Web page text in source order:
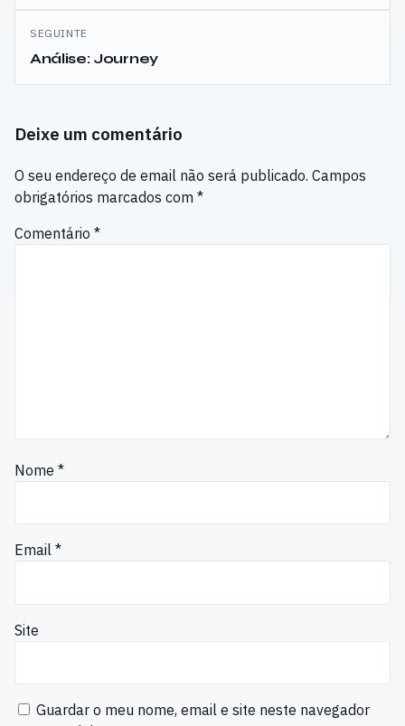
artigos
SEGUINTE
Análise: Journey
Deixe um comentário
O seu endereço de email não será publicado. Campos
obrigatórios marcados com *
Comentário *
Nome *
Email *
Site
Guardar o meu nome, email e site neste navegador